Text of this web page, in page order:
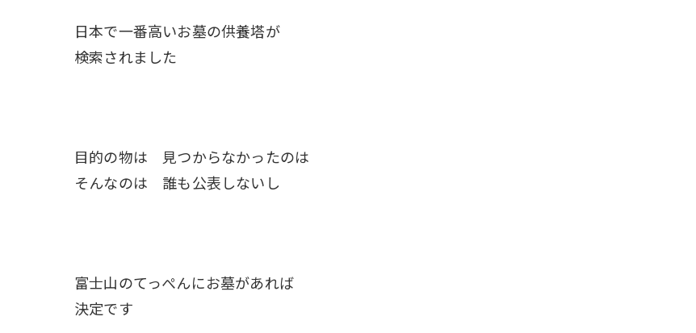
日本で一番高いお墓の供養塔が
検索されました
目的の物は 見つからなかったのは
そんなのは 誰も公表しないし
富士山のてっぺんにお墓があれば
決定です